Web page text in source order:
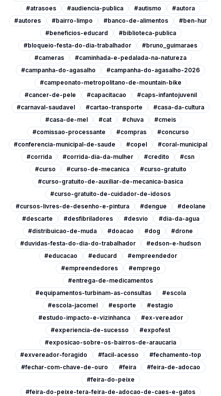
#atrasoes
#audiencia-publica #autismo
#autora
#autores
#bairro-limpo #banco-de-alimentos
#ben-hur
#beneficios-educard
#biblioteca-publica
#bloqueio-festa-do-dia-trabalhador
#bruno_guimaraes
#cameras
#caminhada-e-pedalada-na-natureza
#campanha-do-agasalho
#campanha-do-agasalho-2026
#campeonato-metropolitano-de-mountain-bike
#cancer-de-pele
#capacitacao
#caps-infantojuvenil
#carnaval-saudavel
#cartao-transporte
#casa-da-cultura
#casa-de-mel
#cat #chuva
#cmeis
#comissao-processante
#compras
#concurso
#conferencia-municipal-de-saude
#copel
#coral-municipal
#corrida
#corrida-dia-da-mulher #credito
#csn
#curso
#curso-de-mecanica
#curso-gratuito
#curso-gratuito-de-auxiliar-de-mecanica-basica
#curso-gratuito-de-cuidador-de-idosos
#cursos-livres-de-desenho-e-pintura
#dengue
#deolane
#descarte
#desfibriladores #desvio
#dia-da-agua
#distribuicao-de-muda
#doacao #dog
#drone
#duvidas-festa-do-dia-do-trabalhador
#edson-e-hudson
#educacao
#educard
#empreendedor
#empreendedores
#emprego
#entrega-de-medicamentos
#equipamentos-turbinam-as-consultas
#escola
#escola-jacomel
#esporte
#estagio
#estudo-impacto-e-vizinhanca
#ex-vereador
#experiencia-de-sucesso
#expofest
#exposicao-sobre-os-bairros-de-araucaria
#exvereador-foragido
#facil-acesso
#fechamento-top
#fechar-com-chave-de-ouro
#feira
#feira-de-adocao
#feira-do-peixe
#feira-do-peixe-tera-feira-de-adocao-de-caes-e-gatos